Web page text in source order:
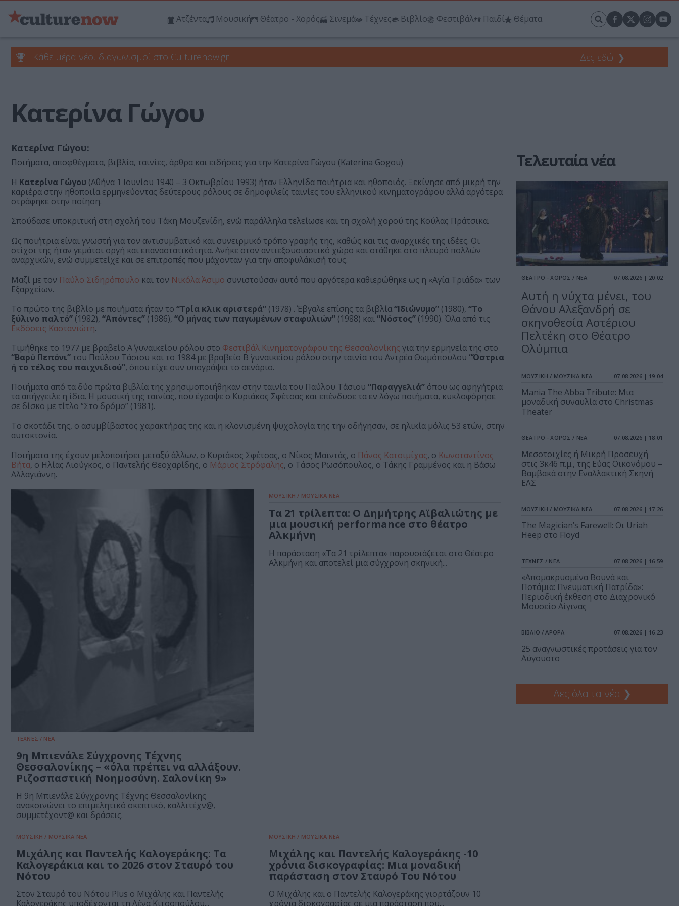
Ατζέντα Μουσική Θέατρο - Χορός Σινεμά Τέχνες Βιβλίο Φεστιβάλ Παιδί Θέματα
Κάθε μέρα νέοι διαγωνισμοί στο Culturenow.gr Δες εδώ! ❯
Κατερίνα Γώγου
Κατερίνα Γώγου:
Ποιήματα, αποφθέγματα, βιβλία, ταινίες, άρθρα και ειδήσεις για την Κατερίνα Γώγου (Katerina Gogou)
Η Κατερίνα Γώγου (Αθήνα 1 Ιουνίου 1940 – 3 Οκτωβρίου 1993) ήταν Ελληνίδα ποιήτρια και ηθοποιός. Ξεκίνησε από μικρή την
καριέρα στην ηθοποιία ερμηνεύοντας δεύτερους ρόλους σε δημοφιλείς ταινίες του ελληνικού κινηματογράφου αλλά αργότερα
στράφηκε στην ποίηση.
Σπούδασε υποκριτική στη σχολή του Τάκη Μουζενίδη, ενώ παράλληλα τελείωσε και τη σχολή χορού της Κούλας Πράτσικα.
Ως ποιήτρια είναι γνωστή για τον αντισυμβατικό και συνειρμικό τρόπο γραφής της, καθώς και τις αναρχικές της ιδέες. Οι
στίχοι της ήταν γεμάτοι οργή και επαναστατικότητα. Ανήκε στον αντιεξουσιαστικό χώρο και στάθηκε στο πλευρό πολλών
αναρχικών, ενώ συμμετείχε και σε επιτροπές που μάχονταν για την αποφυλάκισή τους.
Μαζί με τον Παύλο Σιδηρόπουλο και τον Νικόλα Άσιμο συνιστούσαν αυτό που αργότερα καθιερώθηκε ως η «Αγία Τριάδα» των
Εξαρχείων.
Το πρώτο της βιβλίο με ποιήματα ήταν το “Τρία κλικ αριστερά” (1978) . Έβγαλε επίσης τα βιβλία“Ιδιώνυμο” (1980), “Το
ξύλινο παλτό” (1982), “Απόντες” (1986), “Ο μήνας των παγωμένων σταφυλιών” (1988) και“Νόστος” (1990). Όλα από τις
Εκδόσεις Καστανιώτη.
Τιμήθηκε το 1977 με βραβείο Α΄ γυναικείου ρόλου στο Φεστιβάλ Κινηματογράφου της Θεσσαλονίκης για την ερμηνεία της στο
“Βαρύ Πεπόνι” του Παύλου Τάσιου και το 1984 με βραβείο Β΄ γυναικείου ρόλου στην ταινία του Αντρέα Θωμόπουλου “Όστρια
ή το τέλος του παιχνιδιού”, όπου είχε συν υπογράψει το σενάριο.
Ποιήματα από τα δύο πρώτα βιβλία της χρησιμοποιήθηκαν στην ταινία του Παύλου Τάσιου “Παραγγελιά” όπου ως αφηγήτρια
τα απήγγειλε η ίδια. Η μουσική της ταινίας, που έγραψε ο Κυριάκος Σφέτσας και επένδυσε τα εν λόγω ποιήματα, κυκλοφόρησε
σε δίσκο με τίτλο “Στο δρόμο” (1981).
Το σκοτάδι της, ο ασυμβίβαστος χαρακτήρας της και η κλονισμένη ψυχολογία της την οδήγησαν, σε ηλικία μόλις 53 ετών, στην
αυτοκτονία.
Ποιήματα της έχουν μελοποιήσει μεταξύ άλλων, ο Κυριάκος Σφέτσας, ο Νίκος Μαϊντάς, ο Πάνος Κατσιμίχας, ο Κωνσταντίνος
Βήτα, ο Ηλίας Λιούγκος, ο Παντελής Θεοχαρίδης, ο Μάριος Στρόφαλης, ο Τάσος Ρωσόπουλος, ο Τάκης Γραμμένος και η Βάσω
Αλλαγιάννη.
ΤΕΧΝΕΣ / ΝΕΑ
9η Μπιενάλε Σύγχρονης Τέχνης
Θεσσαλονίκης – «όλα πρέπει να αλλάξουν.
Ριζοσπαστική Νοημοσύνη. Σαλονίκη 9»
Η 9η Μπιενάλε Σύγχρονης Τέχνης Θεσσαλονίκης
ανακοινώνει το επιμελητικό σκεπτικό, καλλιτέχν@,
συμμετέχοντ@ και δράσεις.
ΜΟΥΣΙΚΗ / ΜΟΥΣΙΚΑ ΝΕΑ
Τα 21 τρίλεπτα: Ο Δημήτρης Αϊβαλιώτης με
μια μουσική performance στο θέατρο
Αλκμήνη
Η παράσταση «Τα 21 τρίλεπτα» παρουσιάζεται στο Θέατρο
Αλκμήνη και αποτελεί μια σύγχρονη σκηνική...
ΜΟΥΣΙΚΗ / ΜΟΥΣΙΚΑ ΝΕΑ
Μιχάλης και Παντελής Καλογεράκης: Τα
Καλογεράκια και το 2026 στον Σταυρό του
Νότου
Στον Σταυρό του Νότου Plus ο Μιχάλης και Παντελής
Καλογεράκης υποδέχονται τη Λένα Κιτσοπούλου...
ΜΟΥΣΙΚΗ / ΜΟΥΣΙΚΑ ΝΕΑ
Μιχάλης και Παντελής Καλογεράκης -10
χρόνια δισκογραφίας: Μια μοναδική
παράσταση στον Σταυρό Του Νότου
Ο Μιχάλης και ο Παντελής Καλογεράκης γιορτάζουν 10
χρόνια δισκογραφίας σε μια παράσταση που...
Τελευταία νέα
ΘΕΑΤΡΟ - ΧΟΡΟΣ / ΝΕΑ 07.08.2026 | 20.02
Αυτή η νύχτα μένει, του
Θάνου Αλεξανδρή σε
σκηνοθεσία Αστέριου
Πελτέκη στο Θέατρο
Ολύμπια
ΜΟΥΣΙΚΗ / ΜΟΥΣΙΚΑ ΝΕΑ 07.08.2026 | 19.04
Mania The Abba Tribute: Μια
μοναδική συναυλία στο Christmas
Theater
ΘΕΑΤΡΟ - ΧΟΡΟΣ / ΝΕΑ 07.08.2026 | 18.01
Μεσοτοιχίες ή Μικρή Προσευχή
στις 3κ46 π.μ., της Εύας Οικονόμου –
Βαμβακά στην Εναλλακτική Σκηνή
ΕΛΣ
ΜΟΥΣΙΚΗ / ΜΟΥΣΙΚΑ ΝΕΑ 07.08.2026 | 17.26
The Magician’s Farewell: Οι Uriah
Heep στο Floyd
ΤΕΧΝΕΣ / ΝΕΑ 07.08.2026 | 16.59
«Απομακρυσμένα Βουνά και
Ποτάμια: Πνευματική Πατρίδα»:
Περιοδική έκθεση στο Διαχρονικό
Μουσείο Αίγινας
ΒΙΒΛΙΟ / ΑΡΘΡΑ 07.08.2026 | 16.23
25 αναγνωστικές προτάσεις για τον
Αύγουστο
Δες όλα τα νέα ❯